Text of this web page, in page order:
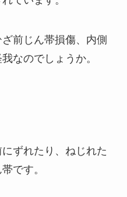
前じん帯損傷、内側
なのでしょうか。
ずれたり、ねじれた
です。